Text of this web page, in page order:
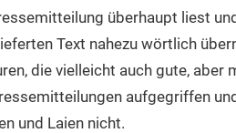
überhaupt liest
Text nahezu wörtlich
die vielleicht auch gute,
aufgegriffen
und Laien nicht.